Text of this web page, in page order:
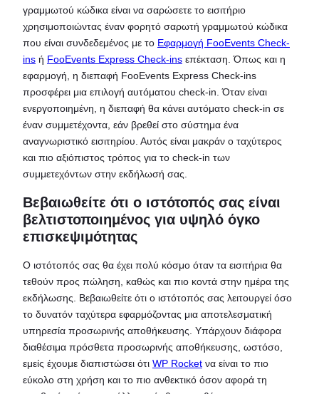
γραμμωτού κώδικα είναι να σαρώσετε το εισιτήριο
χρησιμοποιώντας έναν φορητό σαρωτή γραμμωτού κώδικα
που είναι συνδεδεμένος με το Εφαρμογή FooEvents Check-
ins ή FooEvents Express Check-ins επέκταση. Όπως και η
εφαρμογή, η διεπαφή FooEvents Express Check-ins
προσφέρει μια επιλογή αυτόματου check-in. Όταν είναι
ενεργοποιημένη, η διεπαφή θα κάνει αυτόματο check-in σε
έναν συμμετέχοντα, εάν βρεθεί στο σύστημα ένα
αναγνωριστικό εισιτηρίου. Αυτός είναι μακράν ο ταχύτερος
και πιο αξιόπιστος τρόπος για το check-in των
συμμετεχόντων στην εκδήλωσή σας.
Βεβαιωθείτε ότι ο ιστότοπός σας είναι
βελτιστοποιημένος για υψηλό όγκο
επισκεψιμότητας
Ο ιστότοπός σας θα έχει πολύ κόσμο όταν τα εισιτήρια θα
τεθούν προς πώληση, καθώς και πιο κοντά στην ημέρα της
εκδήλωσης. Βεβαιωθείτε ότι ο ιστότοπός σας λειτουργεί όσο
το δυνατόν ταχύτερα εφαρμόζοντας μια αποτελεσματική
υπηρεσία προσωρινής αποθήκευσης. Υπάρχουν διάφορα
διαθέσιμα πρόσθετα προσωρινής αποθήκευσης, ωστόσο,
εμείς έχουμε διαπιστώσει ότι WP Rocket να είναι το πιο
εύκολο στη χρήση και το πιο ανθεκτικό όσον αφορά τη